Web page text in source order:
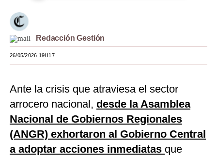
Moda
Estilos
España
Internacional
Redacción Gestión
26/05/2026 19H17
Ante la crisis que atraviesa el sector
arrocero nacional, desde la Asamblea
Nacional de Gobiernos Regionales
(ANGR) exhortaron al Gobierno Central
a adoptar acciones inmediatas que